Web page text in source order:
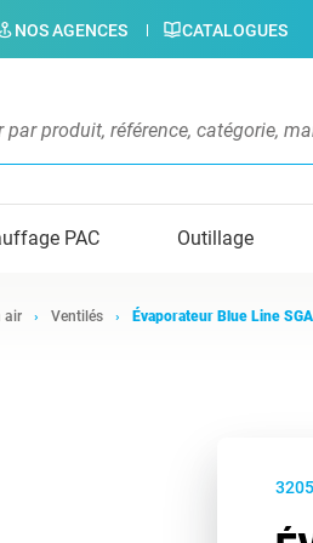
NOS AGENCES CATALOGUES
PAC Outillage
air Ventilés Évaporateur Blue Line